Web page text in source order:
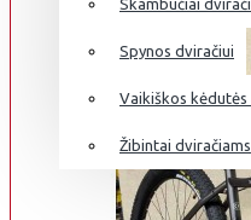
Skambučiai
Spynos dviračiui
Vaikiškos
Žibintai dviračiams
DVIRAČIŲ